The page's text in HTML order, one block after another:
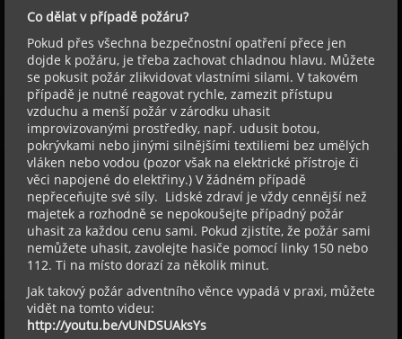
Co dělat v případě požáru?
Pokud přes všechna bezpečnostní opatření přece jen
dojde k požáru, je třeba zachovat chladnou hlavu. Můžete
se pokusit požár zlikvidovat vlastními silami. V takovém
případě je nutné reagovat rychle, zamezit přístupu
vzduchu a menší požár v zárodku uhasit
improvizovanými prostředky, např. udusit botou,
pokrývkami nebo jinými silnějšími textiliemi bez umělých
vláken nebo vodou (pozor však na elektrické přístroje či
věci napojené do elektřiny.) V žádném případě
nepřeceňujte své síly. Lidské zdraví je vždy cennější než
majetek a rozhodně se nepokoušejte případný požár
uhasit za každou cenu sami. Pokud zjistíte, že požár sami
nemůžete uhasit, zavolejte hasiče pomocí linky 150 nebo
112. Ti na místo dorazí za několik minut.
Jak takový požár adventního věnce vypadá v praxi, můžete
vidět na tomto videu:
http://youtu.be/vUNDSUAksYs